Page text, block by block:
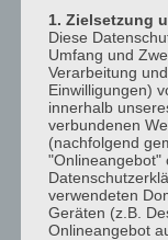
1:00
p.m.
2:00
p.m.
3:00
p.m.
4:00
p.m.
1. Zielsetzung
Diese
Umfang und
Verarbeitung
Einwilligungen)
innerhalb
verbundenen
(nachfolgend
"Onlineangebot"
verwendeten
Geräten (z.B.
Onlineangebot